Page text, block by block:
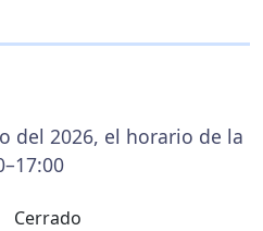
del 2026, el horario de la
Cerrado